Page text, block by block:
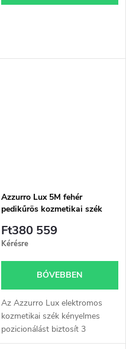
Azzurro Lux 5M fehér
pedikűrös kozmetikai szék
Ft380 559
Kérésre
BŐVEBBEN
Az Azzurro Lux elektromos
kozmetikai szék kényelmes
pozicionálást biztosít 3
elektromos motor segítségével,